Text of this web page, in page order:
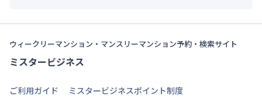
ウィークリーマンション・マンスリーマンション予約・検索サイト
ミスタービジネス
ご利用ガイド
ミスタービジネスポイント制度